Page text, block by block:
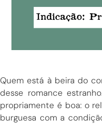
Quem está à beira do
desse romance
propriamente é boa: o
burguesa com a